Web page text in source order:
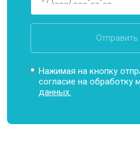
Отправить
Нажимая на кнопку
согласие на обработку
данных.